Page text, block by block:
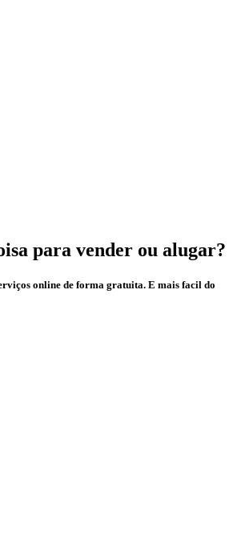
para vender ou alugar?
online de forma gratuita. E mais facil do